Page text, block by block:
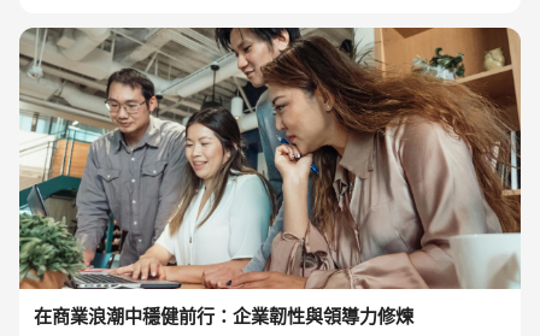
在商業浪潮中穩健前行：企業韌性與領導力修煉